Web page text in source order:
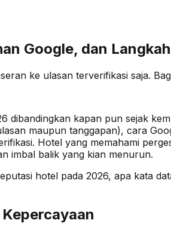
Google, dan
ke ulasan terverifikasi saja.
dibandingkan kapan pun sejak
maupun tanggapan), cara
Hotel yang memahami
imbal balik yang kian menurun.
hotel pada 2026, apa kata